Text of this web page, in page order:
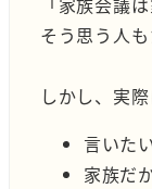
そう思う人
しかし、実
言いた
家族だ